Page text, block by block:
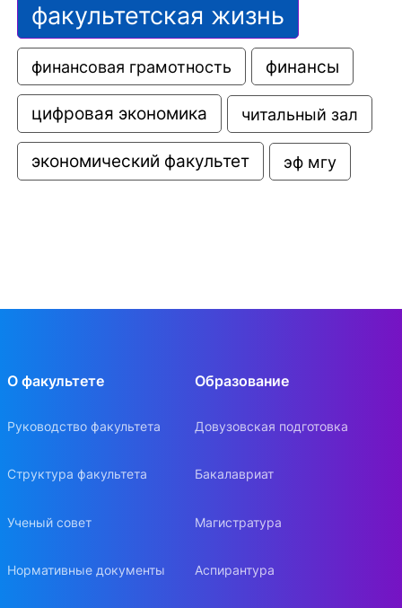
факультетская жизнь
финансовая грамотность финансы
цифровая экономика читальный зал
экономический факультет эф мгу
О факультете
Руководство факультета
Структура факультета
Ученый совет
Нормативные документы
Образование
Довузовская подготовка
Бакалавриат
Магистратура
Аспирантура